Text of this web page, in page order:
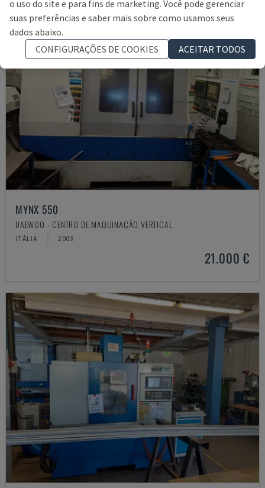
MYNX 550
DAEWOO - CENTRO DE MAQUINAÇÃO VERTICAL
ITÁLIA 2003
21.000 €
o uso do site e para fins de marketing. Você pode gerenciar
suas preferências e saber mais sobre como usamos seus
dados abaixo.
CONFIGURAÇÕES DE COOKIES
ACEITAR TODOS